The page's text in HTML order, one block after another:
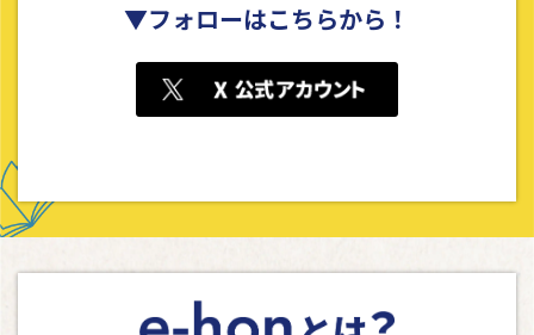
▼フォローはこちらから！